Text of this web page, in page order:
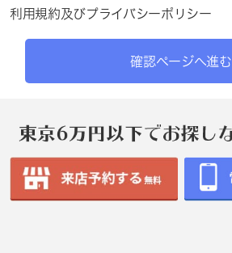
利用規約及びプライバシーポリシー
確認ページへ進む